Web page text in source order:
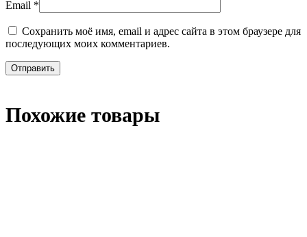
Email *
Сохранить моё имя, email и адрес сайта в этом браузере для
последующих моих комментариев.
Похожие товары